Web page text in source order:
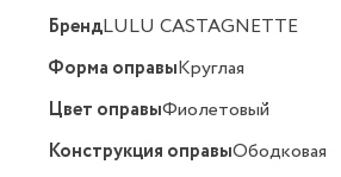
БрендLULU CASTAGNETTE
Форма оправыКруглая
Цвет оправыФиолетовый
Конструкция оправыОбодковая